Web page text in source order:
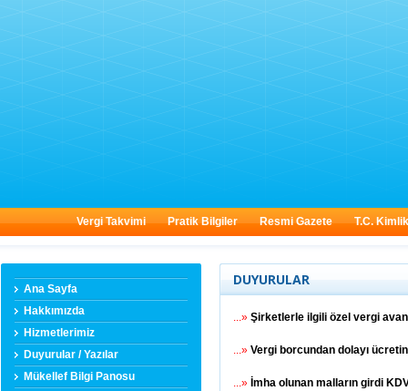
Vergi Takvimi Pratik Bilgiler Resmi Gazete T.C.
Ana Sayfa
Hakkımızda
Hizmetlerimiz
Duyurular / Yazılar
Mükellef Bilgi Panosu
DUYURULAR
...» Şirketlerle ilgili özel vergi
...» Vergi borcundan dolayı
...» İmha olunan malların girdi